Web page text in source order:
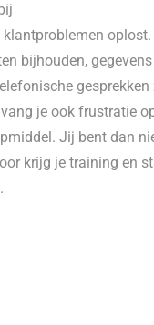
bijhouden, gegevens
gesprekken
je ook frustratie
Jij bent dan
krijg je training en